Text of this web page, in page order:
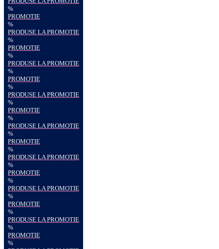
%
PROMOTIE
%
PRODUSE LA PROMOTIE
%
PROMOTIE
%
PRODUSE LA PROMOTIE
%
PROMOTIE
%
PRODUSE LA PROMOTIE
%
PROMOTIE
%
PRODUSE LA PROMOTIE
%
PROMOTIE
%
PRODUSE LA PROMOTIE
%
PROMOTIE
%
PRODUSE LA PROMOTIE
%
PROMOTIE
%
PRODUSE LA PROMOTIE
%
PROMOTIE
%